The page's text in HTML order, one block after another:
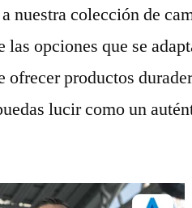
nuestra colección de
las opciones que se
ofrecer productos
lucir como un